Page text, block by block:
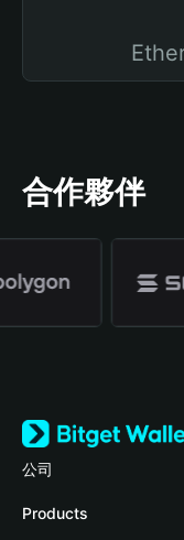
合作夥伴
公司
關於 Bitget Wallet
Products